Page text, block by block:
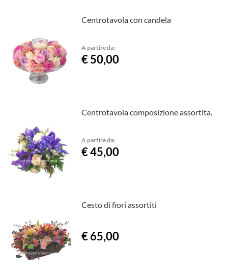
Centrotavola con candela
A partire da:
€ 50,00
Centrotavola composizione assortita.
A partire da:
€ 45,00
Cesto di fiori assortiti
€ 65,00